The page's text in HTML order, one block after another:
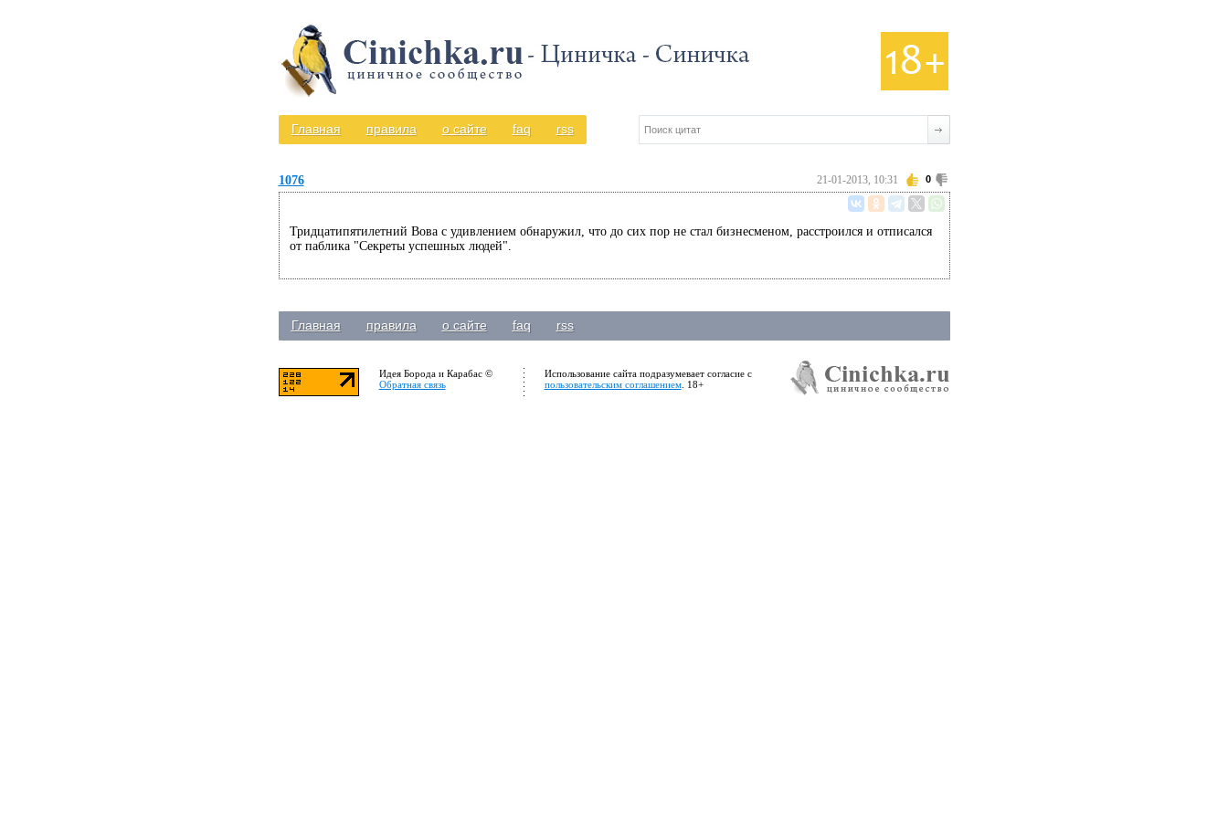
Главная правила о сайте faq rss
0
21-01-2013, 10:31
1076
Тридцатипятилетний Вова с удивлением обнаружил, что до сих пор не стал бизнесменом, расстроился и отписался
от паблика "Секреты успешных людей".
Главная правила о сайте faq rss
Идея Борода и Карабас ©
Обратная связь
Использование сайта подразумевает согласие с
пользовательским соглашением. 18+